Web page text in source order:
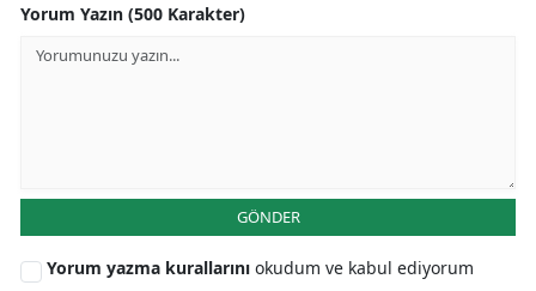
Yorum Yazın (500 Karakter)
GÖNDER
Yorum yazma kurallarını okudum ve kabul ediyorum